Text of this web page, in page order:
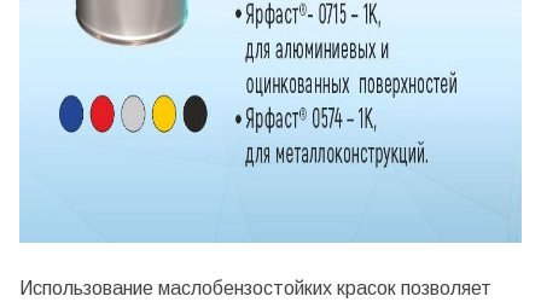
Использование маслобензостойких красок позволяет